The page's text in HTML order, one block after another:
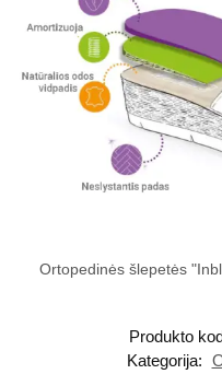
Ortopedinės šlepetės
Produkto
Kategorija: